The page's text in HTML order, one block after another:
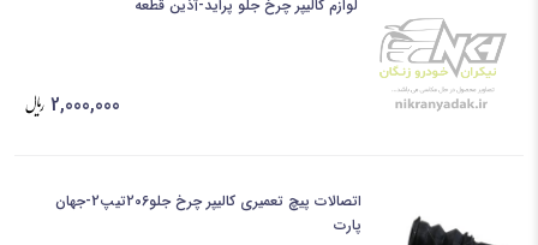
لوازم کالیپر چرخ جلو پراید-آذین قطعه
2,000,000
اتصالات پیچ تعمیری کالیپر چرخ جلو206تیپ2-جهان
پارت